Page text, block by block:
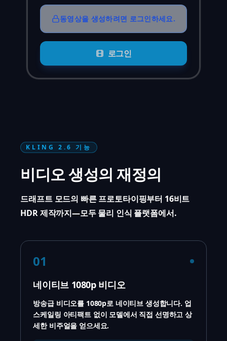
동영상을 생성하려면 로그인하세요.
로그인
KLING 2.6 기능
비디오 생성의 재정의
드래프트 모드의 빠른 프로토타이핑부터 16비트
HDR 제작까지—모두 물리 인식 플랫폼에서.
01
네이티브 1080p 비디오
방송급 비디오를 1080p로 네이티브 생성합니다. 업
스케일링 아티팩트 없이 모델에서 직접 선명하고 상
세한 비주얼을 얻으세요.